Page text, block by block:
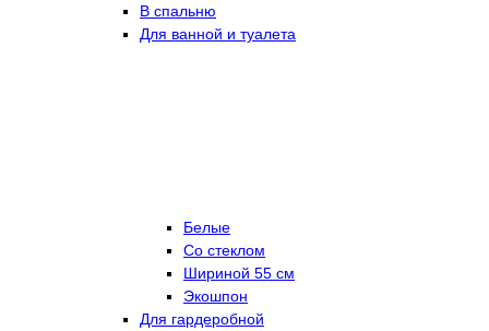
В спальню
Для ванной и туалета
Белые
Со стеклом
Шириной 55 см
Экошпон
Для гардеробной